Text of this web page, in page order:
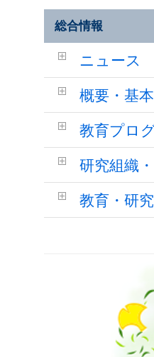
総合情報
ニュース
概要・基
教育プロ
研究組織
教育・研